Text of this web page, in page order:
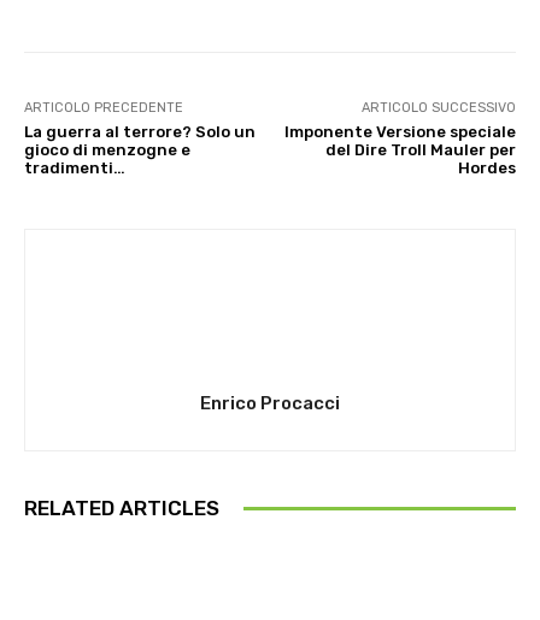
ARTICOLO PRECEDENTE
La guerra al terrore? Solo un
gioco di menzogne e
tradimenti…
ARTICOLO SUCCESSIVO
Imponente Versione speciale
del Dire Troll Mauler per
Hordes
Enrico Procacci
RELATED ARTICLES